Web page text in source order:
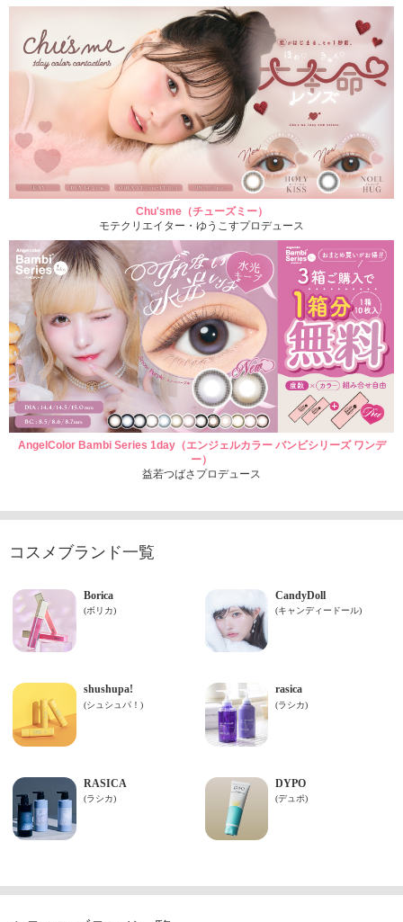
Chu'sme（チューズミー）
モテクリエイター・ゆうこすプロデュース
AngelColor Bambi Series 1day（エンジェルカラー バンビシリーズ ワンデ
ー）
益若つばさプロデュース
コスメブランド一覧